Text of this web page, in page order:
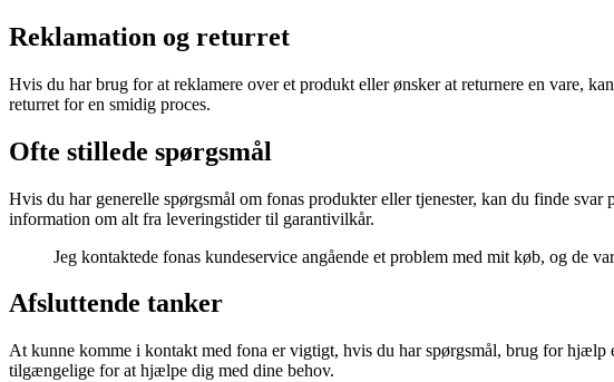
Reklamation og returret
Hvis du har brug for at reklamere over et produkt eller ønsker at returnere en vare,
returret for en smidig proces.
Ofte stillede spørgsmål
Hvis du har generelle spørgsmål om fonas produkter eller tjenester, kan du finde
information om alt fra leveringstider til garantivilkår.
Jeg kontaktede fonas kundeservice angående et problem med mit køb, og de
Afsluttende tanker
At kunne komme i kontakt med fona er vigtigt, hvis du har spørgsmål, brug for hjælp
tilgængelige for at hjælpe dig med dine behov.